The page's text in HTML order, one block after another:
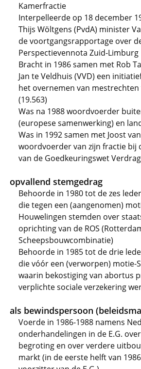
Kamerfractie
Interpelleerde op 18 december
Thijs Wöltgens (PvdA) minister
de voortgangsrapportage over
Perspectievennota Zuid-Limburg
Bracht in 1986 samen met Rob
Jan te Veldhuis (VVD) een
het overnemen van mestrechten
(19.563)
Was na 1988 woordvoerder
(europese samenwerking) en
Was in 1992 samen met Joost
woordvoerder van zijn fractie bij
van de Goedkeuringswet
opvallend stemgedrag
Behoorde in 1980 tot de zes
die tegen een (aangenomen)
Houwelingen stemden over
oprichting van de ROS
Scheepsbouwcombinatie)
Behoorde in 1985 tot de drie
die vóór een (verworpen) motie-
waarin bekostiging van abortus
verplichte sociale verzekering
als bewindspersoon
Voerde in 1986-1988 namens
onderhandelingen in de E.G.
begroting en over verdere
markt (in de eerste helft van